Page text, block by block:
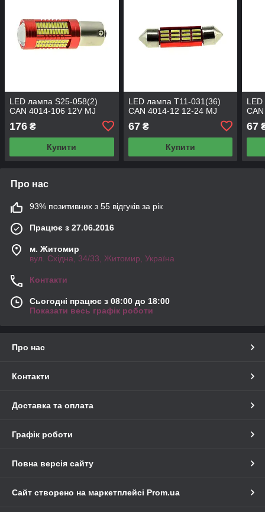
LED лампа S25-058(2)
CAN 4014-106 12V MJ
176 ₴
Купити
LED лампа T11-031(36)
CAN 4014-12 12-24 MJ
67₴
Купити
67
Про нас
93% позитивних з 55 відгуків за рік
Працює з 27.06.2016
м. Житомир
вул. Східна, 34/33, Житомир, Україна
Контакти
Сьогодні працює з 08:00 до 18:00
Показати весь графік роботи
Про нас
Контакти
Доставка та оплата
Графік роботи
Повна версія сайту
Сайт створено на маркетплейсі Prom.ua